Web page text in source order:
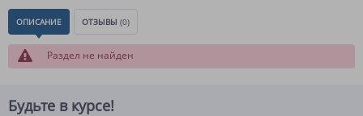
ОПИСАНИЕ ОТЗЫВЫ (0)
Раздел не найден
Будьте в курсе!